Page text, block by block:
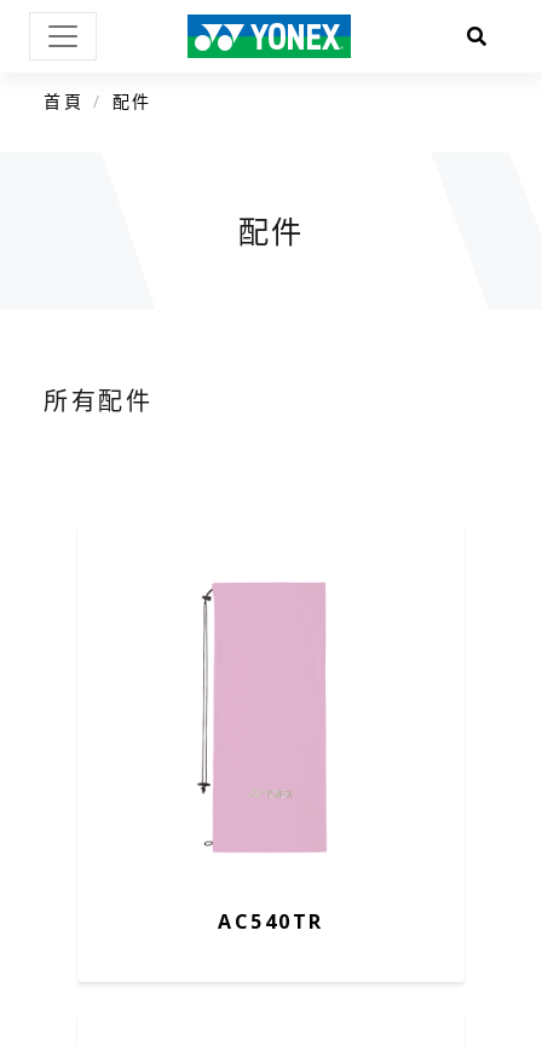
首頁 配件
配件
所有配件
AC540TR